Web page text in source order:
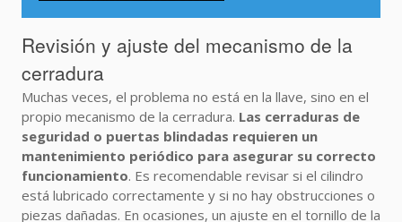
Revisión y ajuste del mecanismo de la
cerradura
Muchas veces, el problema no está en la llave, sino en el
propio mecanismo de la cerradura. Las cerraduras de
seguridad o puertas blindadas requieren un
mantenimiento periódico para asegurar su correcto
funcionamiento. Es recomendable revisar si el cilindro
está lubricado correctamente y si no hay obstrucciones o
piezas dañadas. En ocasiones, un ajuste en el tornillo de la